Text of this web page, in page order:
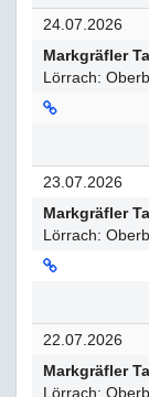
24.07.2026
Markgräfler
Lörrach:
23.07.2026
Markgräfler
Lörrach:
22.07.2026
Markgräfler
Lörrach: